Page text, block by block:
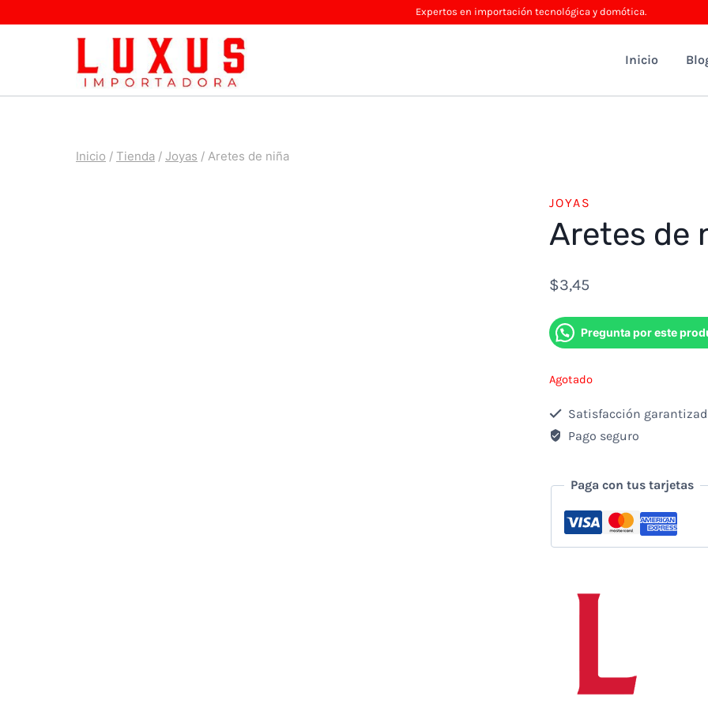
Expertos en importación tecnológica y domótica.
Inicio
Inicio / Tienda / Joyas / Aretes de niña
JOYAS
Aretes de
$3,45
Pregunta por este
Agotado
Satisfacción
Pago seguro
Paga con tus tarjetas